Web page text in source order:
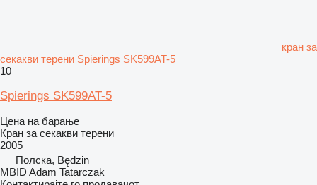
кран за
секакви терени Spierings SK599AT-5
10
Spierings SK599AT-5
Цена на барање
Кран за секакви терени
2005
Полска, Będzin
MBID Adam Tatarczak